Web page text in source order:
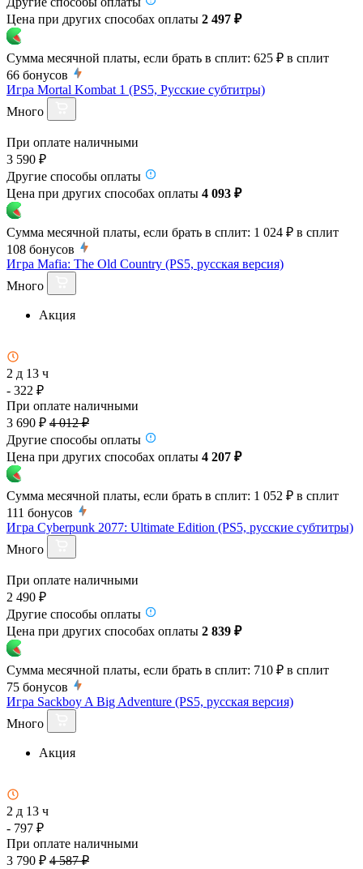
Цена при других способах оплаты 2 497 ₽
Сумма месячной платы, если брать в сплит: 625 ₽ в сплит
66 бонусов
Игра Mortal Kombat 1 (PS5, Русские субтитры)
Много
При оплате наличными
3 590 ₽
Другие способы оплаты
Цена при других способах оплаты 4 093 ₽
Сумма месячной платы, если брать в сплит: 1 024 ₽ в сплит
108 бонусов
Игра Mafia: The Old Country (PS5, русская версия)
Много
Акция
2 д 13 ч
- 322 ₽
При оплате наличными
3 690 ₽ 4 012 ₽
Другие способы оплаты
Цена при других способах оплаты 4 207 ₽
Сумма месячной платы, если брать в сплит: 1 052 ₽ в сплит
111 бонусов
Игра Cyberpunk 2077: Ultimate Edition (PS5, русские субтитры)
Много
При оплате наличными
2 490 ₽
Другие способы оплаты
Цена при других способах оплаты 2 839 ₽
Сумма месячной платы, если брать в сплит: 710 ₽ в сплит
75 бонусов
Игра Sackboy A Big Adventure (PS5, русская версия)
Много
Акция
2 д 13 ч
- 797 ₽
При оплате наличными
3 790 ₽ 4 587 ₽